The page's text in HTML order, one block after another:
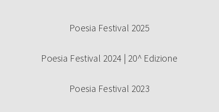
Poesia Festival 2025
Poesia Festival 2024 | 20^ Edizione
Poesia Festival 2023